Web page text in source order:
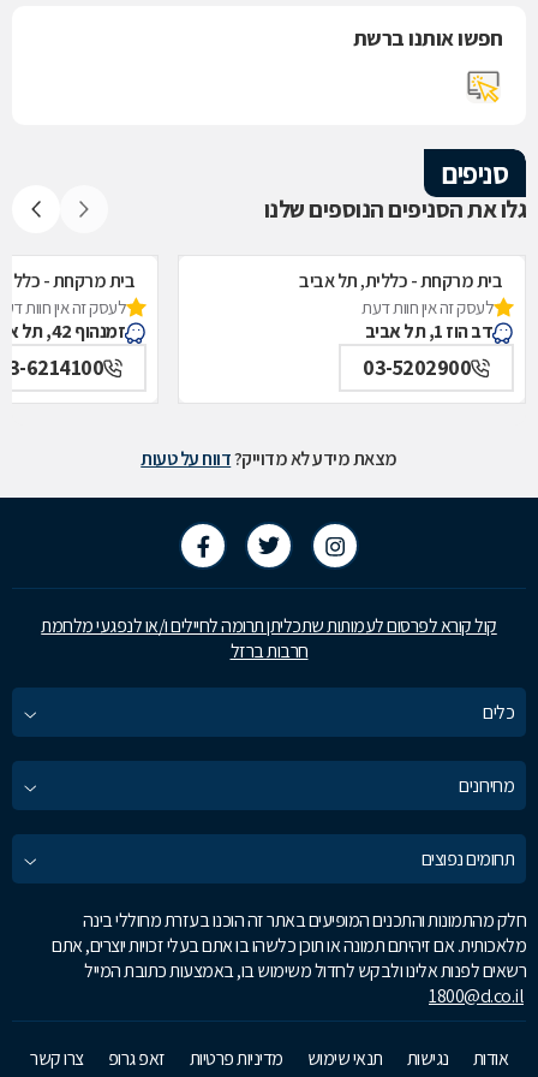
חפשו אותנו ברשת
סניפים
גלו את הסניפים הנוספים שלנו
בית מרקחת - כללית, תל אביב
לעסק זה אין חוות דעת
דב הוז 1, תל אביב
03-5202900
בית מרקחת -
לעסק זה אין חוות
זמנהוף 42, תל אביב
6214100
מצאת מידע לא מדוייק?דווח על טעות
קול קורא לפרסום לעמותות שתכליתן תרומה לחיילים ו/או לנפגעי מלחמת
חרבות ברזל
כלים
מחירונים
תחומים נפוצים
חלק מהתמונות והתכנים המופיעים באתר זה הוכנו בעזרת מחוללי בינה
מלאכותית. אם זיהיתם תמונה או תוכן כלשהו בו אתם בעלי זכויות יוצרים, אתם
רשאים לפנות אלינו ולבקש לחדול משימוש בו, באמצעות כתובת המייל
1800@d.co.il
אודות נגישות תנאי שימוש מדיניות פרטיות זאפ גרופ צרו קשר